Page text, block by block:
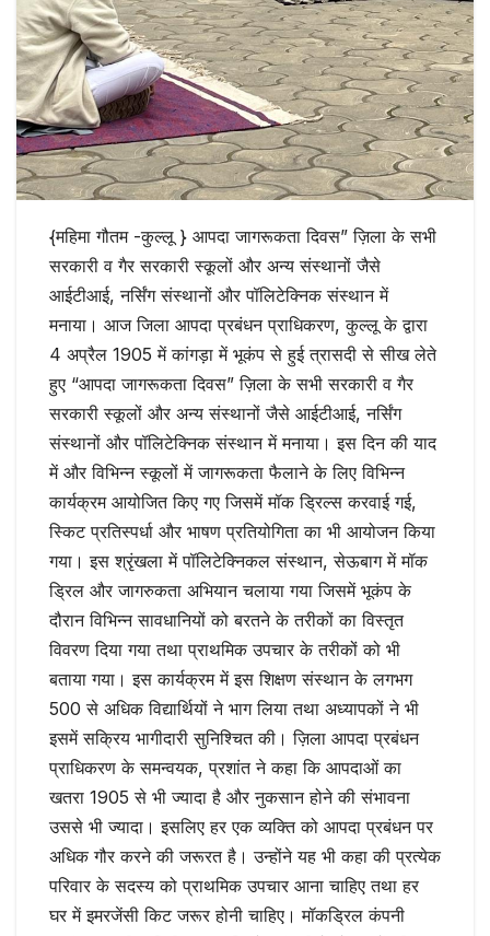
{महिमा गौतम -कुल्लू } आपदा जागरूकता दिवस” ज़िला के सभी
सरकारी व गैर सरकारी स्कूलों और अन्य संस्थानों जैसे
आईटीआई, नर्सिंग संस्थानों और पॉलिटेक्निक संस्थान में
मनाया। आज जिला आपदा प्रबंधन प्राधिकरण, कुल्लू के द्वारा
4 अप्रैल 1905 में कांगड़ा में भूकंप से हुई त्रासदी से सीख लेते
हुए “आपदा जागरूकता दिवस” ज़िला के सभी सरकारी व गैर
सरकारी स्कूलों और अन्य संस्थानों जैसे आईटीआई, नर्सिंग
संस्थानों और पॉलिटेक्निक संस्थान में मनाया। इस दिन की याद
में और विभिन्न स्कूलों में जागरूकता फैलाने के लिए विभिन्न
कार्यक्रम आयोजित किए गए जिसमें मॉक ड्रिल्स करवाई गई,
स्किट प्रतिस्पर्धा और भाषण प्रतियोगिता का भी आयोजन किया
गया। इस श्रृंखला में पॉलिटेक्निकल संस्थान, सेऊबाग में मॉक
ड्रिल और जागरुकता अभियान चलाया गया जिसमें भूकंप के
दौरान विभिन्न सावधानियों को बरतने के तरीकों का विस्तृत
विवरण दिया गया तथा प्राथमिक उपचार के तरीकों को भी
बताया गया। इस कार्यक्रम में इस शिक्षण संस्थान के लगभग
500 से अधिक विद्यार्थियों ने भाग लिया तथा अध्यापकों ने भी
इसमें सक्रिय भागीदारी सुनिश्चित की। ज़िला आपदा प्रबंधन
प्राधिकरण के समन्वयक, प्रशांत ने कहा कि आपदाओं का
खतरा 1905 से भी ज्यादा है और नुकसान होने की संभावना
उससे भी ज्यादा। इसलिए हर एक व्यक्ति को आपदा प्रबंधन पर
अधिक गौर करने की जरूरत है। उन्होंने यह भी कहा की प्रत्येक
परिवार के सदस्य को प्राथमिक उपचार आना चाहिए तथा हर
घर में इमरजेंसी किट जरूर होनी चाहिए। मॉकड्रिल कंपनी